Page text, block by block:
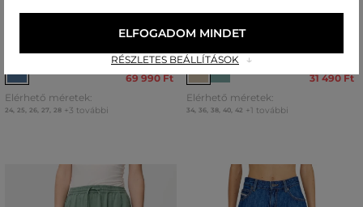
SZOKNYA DIESEL DE-ANNIE-S3
99 990 Ft
69 990 Ft
Elérhető méretek:
24, 25, 26, 27, 28 +3 további
SZOKNYA CAMEL ACTIVE SKIRTS
LONG
31 490 Ft
Elérhető méretek:
34, 36, 38, 40, 42 +1 további
RÉSZLETES BEÁLLÍTÁSOK
ELFOGADOM MINDET